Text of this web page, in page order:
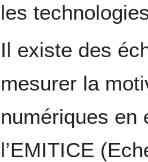
les
Il existe des
mesurer la
numériques en
l’EMITICE